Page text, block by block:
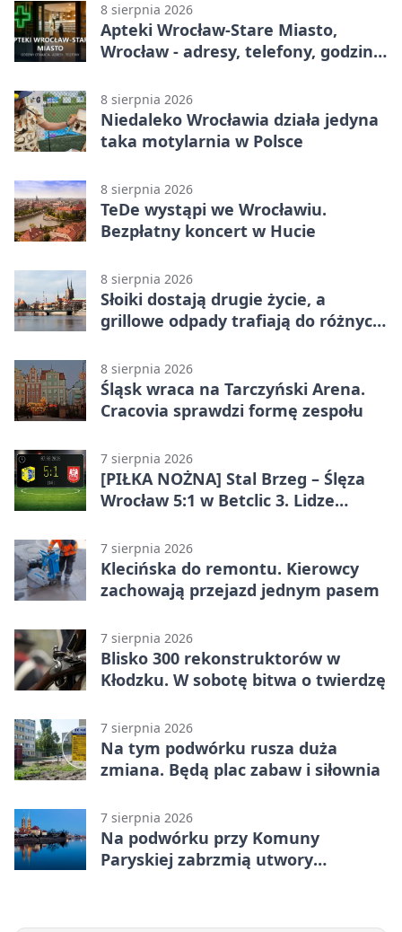
8 sierpnia 2026
Apteki Wrocław-Stare Miasto,
Wrocław - adresy, telefony, godziny
8 sierpnia 2026
Niedaleko Wrocławia działa jedyna
taka motylarnia w Polsce
8 sierpnia 2026
TeDe wystąpi we Wrocławiu.
Bezpłatny koncert w Hucie
8 sierpnia 2026
Słoiki dostają drugie życie, a
grillowe odpady trafiają do różnych
8 sierpnia 2026
Śląsk wraca na Tarczyński Arena.
Cracovia sprawdzi formę zespołu
7 sierpnia 2026
[PIŁKA NOŻNA] Stal Brzeg – Ślęza
Wrocław 5:1 w Betclic 3. Lidze
porażka wrocławian
7 sierpnia 2026
Klecińska do remontu. Kierowcy
zachowają przejazd jednym pasem
7 sierpnia 2026
Blisko 300 rekonstruktorów w
Kłodzku. W sobotę bitwa o twierdzę
7 sierpnia 2026
Na tym podwórku rusza duża
zmiana. Będą plac zabaw i siłownia
7 sierpnia 2026
Na podwórku przy Komuny
Paryskiej zabrzmią utwory